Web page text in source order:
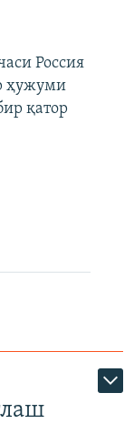
Россия
ҳужуми
қатор